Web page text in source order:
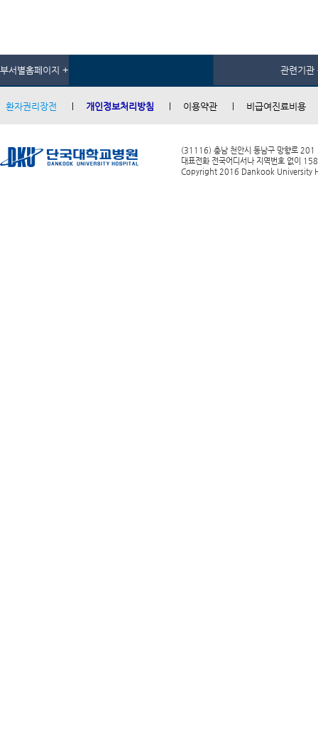
부서별홈페이지 + 관련기관
환자권리장전 개인정보처리방침 이용약관 비급여진료비용
(31116) 충남 천안시 동남구 망향로 201
대표전화 전국어디서나 지역번호 없이
Copyright 2016 Dankook University